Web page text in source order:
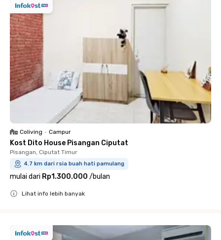
Coliving • Campur
Kost Dito House Pisangan Ciputat
Pisangan, Ciputat Timur
4.7 km dari rsia buah hati pamulang
mulai dari Rp1.300.000 /bulan
Lihat info lebih banyak